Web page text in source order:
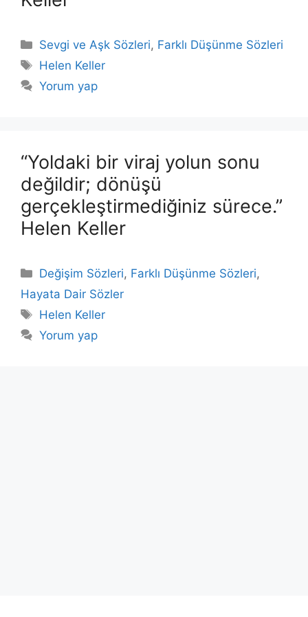
Kategoriler
Sevgi ve Aşk Sözleri, Farklı Düşünme Sözleri
Etiketler
Helen Keller
Yorum yap
“Yoldaki bir viraj yolun sonu
değildir; dönüşü
gerçekleştirmediğiniz sürece.”
Helen Keller
Kategoriler
Değişim Sözleri, Farklı Düşünme Sözleri,
Hayata Dair Sözler
Etiketler
Helen Keller
Yorum yap